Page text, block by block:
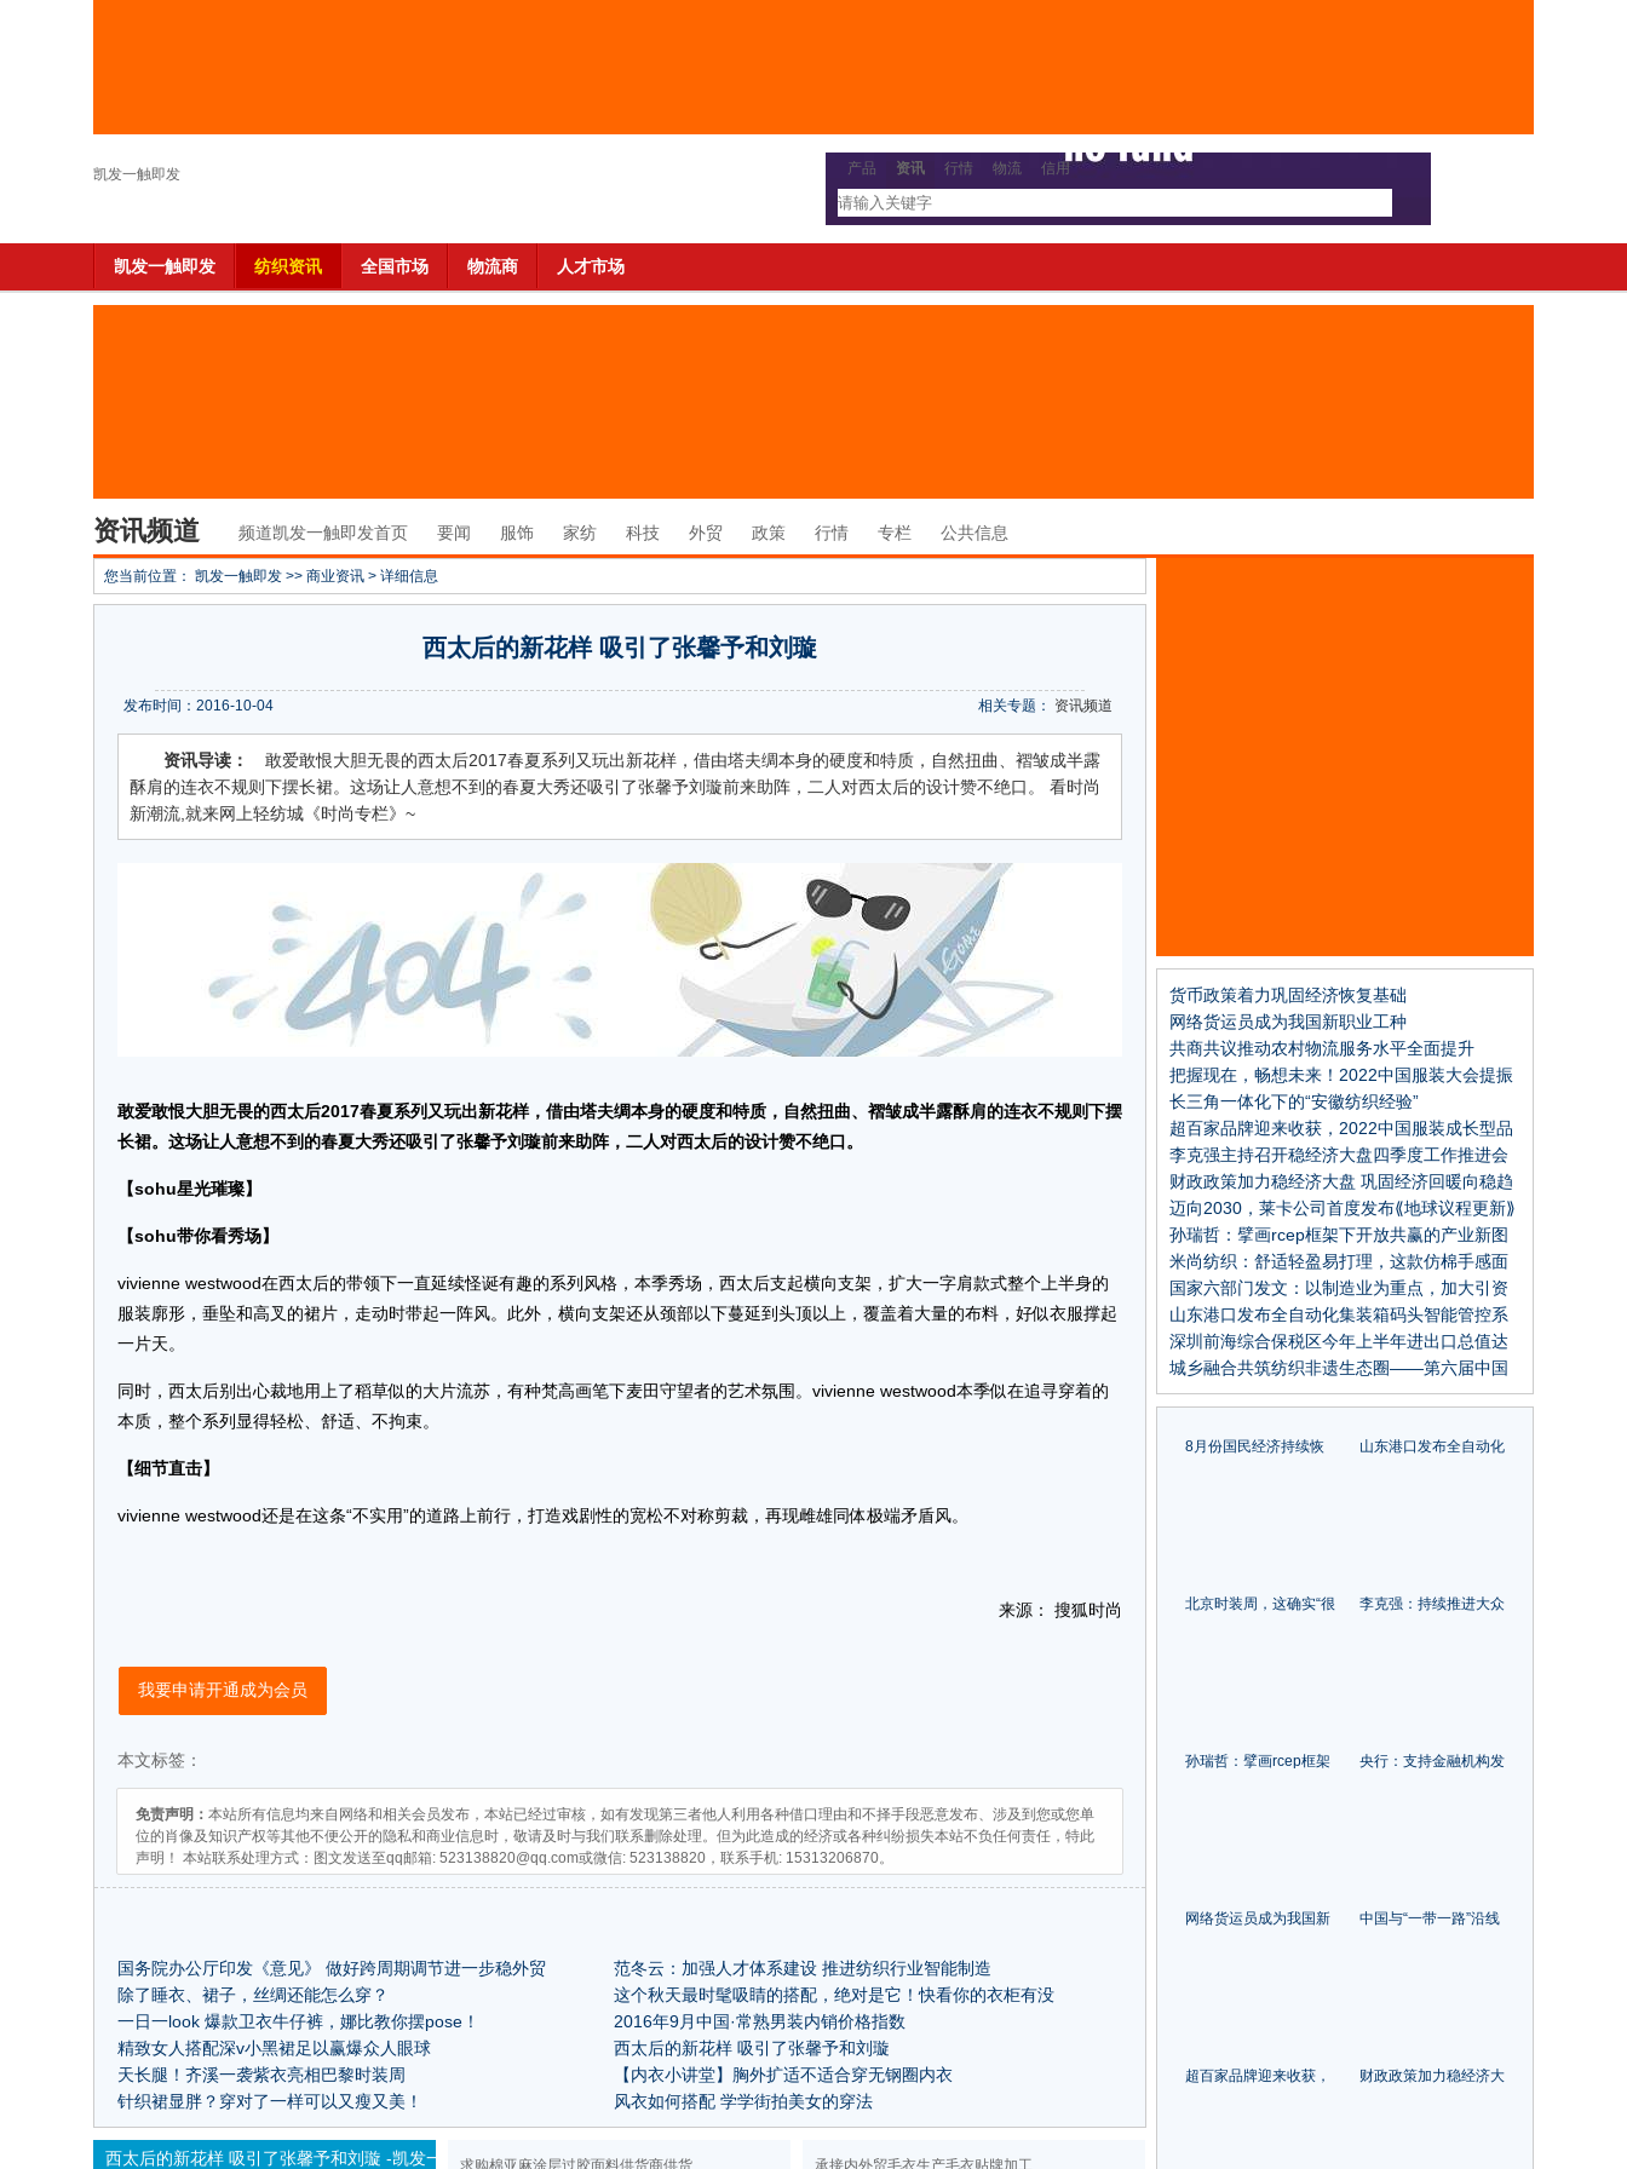
凯发一触即发 产品 资讯 行情 物流 信用
凯发一触即发 纺织资讯 全国市场 物流商 人才市场
资讯频道 频道凯发一触即发首页 要闻 服饰 家纺 科技 外贸 政策 行情 专栏 公共信息
您当前位置： 凯发一触即发 >> 商业资讯 > 详细信息
西太后的新花样 吸引了张馨予和刘璇
相关专题： 资讯频道
发布时间：2016-10-04
资讯导读：
敢爱敢恨大胆无畏的西太后2017春夏系列又玩出新花样，借由塔夫绸本身的硬度和特质，自然扭曲、褶皱成半露
酥肩的连衣不规则下摆长裙。这场让人意想不到的春夏大秀还吸引了张馨予刘璇前来助阵，二人对西太后的设计赞不绝口。 看时尚
新潮流,就来网上轻纺城《时尚专栏》~
敢爱敢恨大胆无畏的西太后2017春夏系列又玩出新花样，借由塔夫绸本身的硬度和特质，自然扭曲、褶皱成半露酥肩的连衣不规则下摆
长裙。这场让人意想不到的春夏大秀还吸引了张馨予刘璇前来助阵，二人对西太后的设计赞不绝口。
【sohu星光璀璨】
【sohu带你看秀场】
vivienne westwood在西太后的带领下一直延续怪诞有趣的系列风格，本季秀场，西太后支起横向支架，扩大一字肩款式整个上半身的
服装廓形，垂坠和高叉的裙片，走动时带起一阵风。此外，横向支架还从颈部以下蔓延到头顶以上，覆盖着大量的布料，好似衣服撑起
一片天。
同时，西太后别出心裁地用上了稻草似的大片流苏，有种梵高画笔下麦田守望者的艺术氛围。vivienne westwood本季似在追寻穿着的
本质，整个系列显得轻松、舒适、不拘束。
【细节直击】
vivienne westwood还是在这条“不实用”的道路上前行，打造戏剧性的宽松不对称剪裁，再现雌雄同体极端矛盾风。
来源： 搜狐时尚
我要申请开通成为会员
本文标签：
免责声明： 本站所有信息均来自网络和相关会员发布，本站已经过审核，如有发现第三者他人利用各种借口理由和不择手段恶意发布、涉及到您或您单
位的肖像及知识产权等其他不便公开的隐私和商业信息时，敬请及时与我们联系删除处理。但为此造成的经济或各种纠纷损失本站不负任何责任，特此
声明！ 本站联系处理方式：图文发送至qq邮箱: 523138820@qq.com或微信: 523138820，联系手机: 15313206870。
国务院办公厅印发《意见》 做好跨周期调节进一步稳外贸
范冬云：加强人才体系建设 推进纺织行业智能制造
除了睡衣、裙子，丝绸还能怎么穿？
这个秋天最时髦吸睛的搭配，绝对是它！快看你的衣柜有没
有！
一日一look 爆款卫衣牛仔裤，娜比教你摆pose！
2016年9月中国·常熟男装内销价格指数
精致女人搭配深v小黑裙足以赢爆众人眼球
西太后的新花样 吸引了张馨予和刘璇
天长腿！齐溪一袭紫衣亮相巴黎时装周
【内衣小讲堂】胸外扩适不适合穿无钢圈内衣
针织裙显胖？穿对了一样可以又瘦又美！
风衣如何搭配 学学街拍美女的穿法
西太后的新花样 吸引了张馨予和刘璇 -凯发一触即发求购棉亚麻涂层过胶面料供货商供货
承接内外贸毛衣生产毛衣贴牌加工
货币政策着力巩固经济恢复基础
网络货运员成为我国新职业工种
共商共议推动农村物流服务水平全面提升
把握现在，畅想未来！2022中国服装大会提振
行业信心
长三角一体化下的“安徽纺织经验”
超百家品牌迎来收获，2022中国服装成长型品
牌在常熟发布
李克强主持召开稳经济大盘四季度工作推进会
议 韩正出席
财政政策加力稳经济大盘 巩固经济回暖向稳趋
势
迈向2030，莱卡公司首度发布⟪地球议程更新⟫
孙瑞哲：擘画rcep框架下开放共赢的产业新图
景
米尚纺织：舒适轻盈易打理，这款仿棉手感面
料你不能错过！
国家六部门发文：以制造业为重点，加大引资
力度
山东港口发布全自动化集装箱码头智能管控系
统
深圳前海综合保税区今年上半年进出口总值达
962.5亿元
城乡融合共筑纺织非遗生态圈——第六届中国
纺织非遗大会即将召开
8月份国民经济持续恢
山东港口发布全自动化
北京时装周，这确实“很
李克强：持续推进大众
孙瑞哲：擘画rcep框架
央行：支持金融机构发
网络货运员成为我国新
中国与“一带一路”沿线
超百家品牌迎来收获，
财政政策加力稳经济大